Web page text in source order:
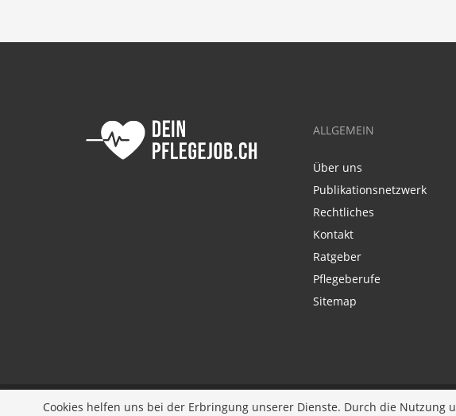
ALLGEMEIN
Über uns
Publikationsnetzwerk
Rechtliches
Kontakt
Ratgeber
Pflegeberufe
Sitemap
Ein Unternehmen derDiversity Job Group GmbH
Cookies helfen uns bei der Erbringung unserer Dienste. Durch die Nutzung